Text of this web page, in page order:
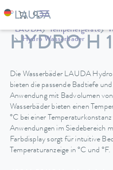
LAUDA Temperiergeräte
Hydro Wasserbäder
HYDRO H
Die Wasserbäder LAUDA
bieten die passende Badtiefe
Anwendung mit Badvolumen
Wasserbäder bieten einen
°C bei einer
Anwendungen im Siedebereich
Farbdisplay sorgt für intuitive
Temperaturanzeige in °C und °F.